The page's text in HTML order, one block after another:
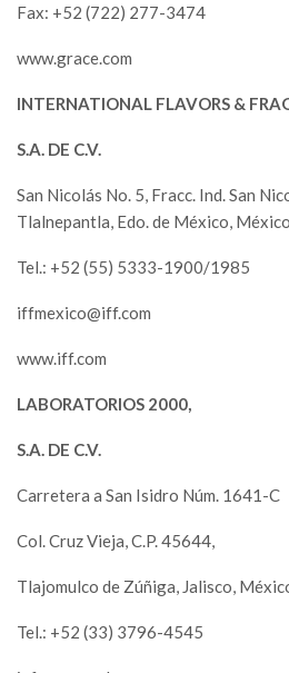
Fax: +52 (722) 277-3474
www.grace.com
INTERNATIONAL FLAVORS &
S.A. DE C.V.
San Nicolás No. 5, Fracc. Ind. San
Tlalnepantla, Edo. de México, México
Tel.: +52 (55) 5333-1900/1985
iffmexico@iff.com
www.iff.com
LABORATORIOS 2000,
S.A. DE C.V.
Carretera a San Isidro Núm. 1641-C
Col. Cruz Vieja, C.P. 45644,
Tlajomulco de Zúñiga, Jalisco,
Tel.: +52 (33) 3796-4545